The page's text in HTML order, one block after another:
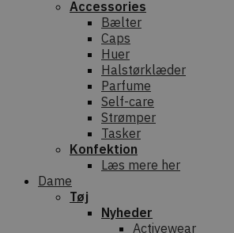
Accessories
Bælter
Caps
Huer
Halstørklæder
Parfume
Self-care
Strømper
Tasker
Konfektion
Læs mere her
Dame
Tøj
Nyheder
Activewear